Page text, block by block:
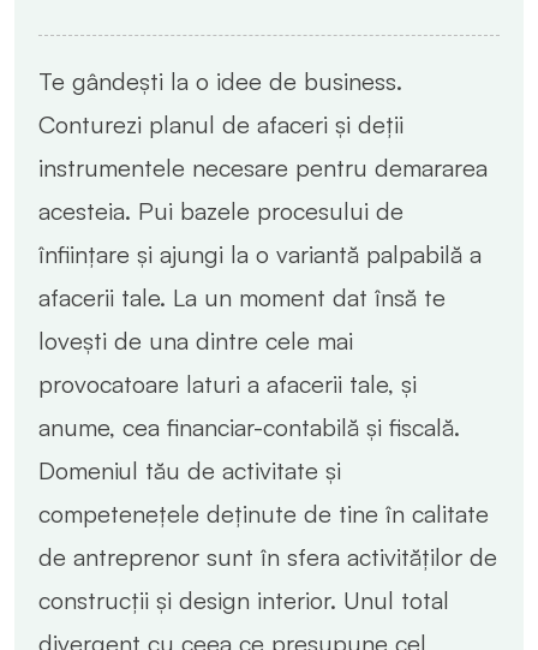
Te gândești la o idee de business.
Conturezi planul de afaceri și deții
instrumentele necesare pentru demararea
acesteia. Pui bazele procesului de
înființare și ajungi la o variantă palpabilă a
afacerii tale. La un moment dat însă te
lovești de una dintre cele mai
provocatoare laturi a afacerii tale, și
anume, cea financiar-contabilă și fiscală.
Domeniul tău de activitate și
competenețele deținute de tine în calitate
de antreprenor sunt în sfera activităților de
construcții și design interior. Unul total
divergent cu ceea ce presupune cel